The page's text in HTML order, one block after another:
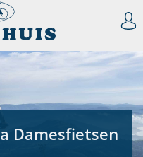
Damesfietsen